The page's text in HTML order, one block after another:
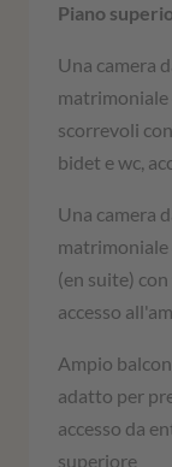
Piano
Una camera
matrimoniale
scorrevoli
bidet e wc,
Una camera
matrimoniale
(en suite)
accesso
Ampio
adatto per
accesso da
superiore